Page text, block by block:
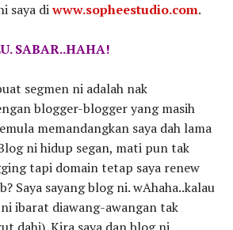
saya diwww.sopheestudio.com.
SABAR..HAHA!
segmen ni adalah nak
blogger-blogger yang masih
memandangkan saya dah lama
ni hidup segan, mati pun tak
tapi domain tetap saya renew
Saya sayang blog ni. wAhaha..kalau
ibarat diawang-awangan tak